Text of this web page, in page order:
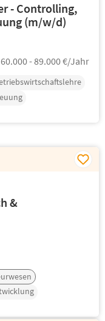
- Controlling,
(m/w/d)
60.000 - 89.000 €/Jahr
&